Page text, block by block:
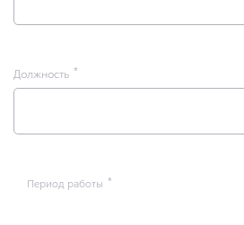
Должность
Период работы